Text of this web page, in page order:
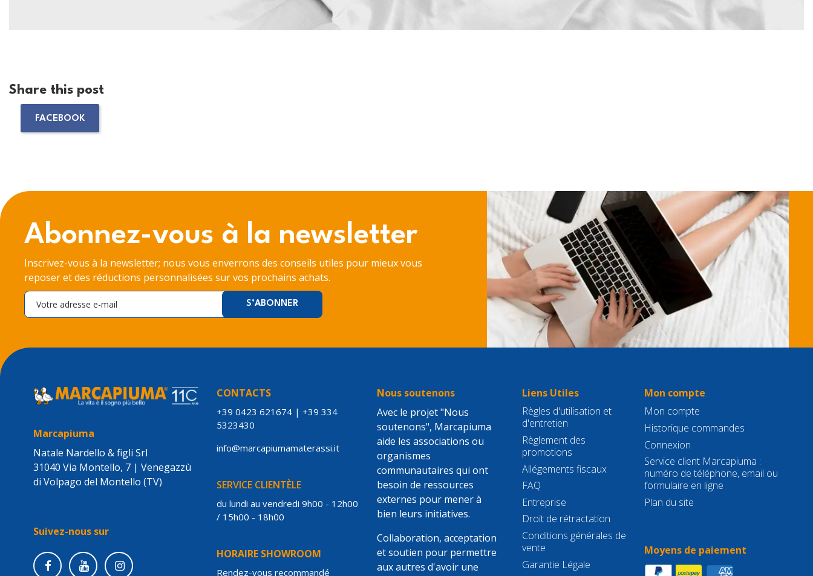
Share this post
FACEBOOK
Abonnez-vous à la newsletter
Inscrivez-vous à la newsletter; nous vous enverrons des conseils utiles pour mieux vous
reposer et des réductions personnalisées sur vos prochains achats.
Marcapiuma
Natale Nardello & figli Srl
31040 Via Montello, 7 | Venegazzù
di Volpago del Montello (TV)
Suivez-nous sur
CONTACTS
+39 0423 621674 |+39 334
5323430
info@marcapiumamaterassi.it
SERVICE CLIENTÈLE
du lundi au vendredi 9h00 - 12h00
/ 15h00 - 18h00
HORAIRE SHOWROOM
Rendez-vous recommandé
Nous soutenons
Avec le projet "Nous
soutenons", Marcapiuma
aide les associations ou
organismes
communautaires qui ont
besoin de ressources
externes pour mener à
bien leurs initiatives.
Collaboration, acceptation
et soutien pour permettre
aux autres d'avoir une
Liens Utiles
Règles d'utilisation et
d'entretien
Règlement des
promotions
Allégements fiscaux
FAQ
Entreprise
Droit de rétractation
Conditions générales de
vente
Garantie Légale
Mon compte
Mon compte
Historique commandes
Connexion
Service client Marcapiuma :
numéro de téléphone, email ou
formulaire en ligne
Plan du site
Moyens de paiement